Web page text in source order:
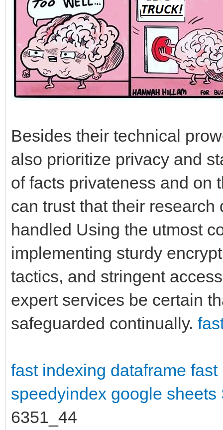
Besides their technical
also prioritize privacy and
of facts privateness and on
can trust that their
handled Using the utmost
implementing sturdy
tactics, and stringent
expert services be certain
safeguarded continually.
fast indexing dataframe fast
speedyindex google sheets
6351_44